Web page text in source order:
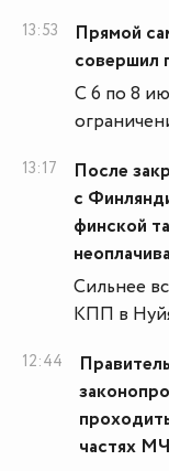
13:53
Прямой
совершил
С 6 по 8
13:17
После
с
финской
Сильнее
КПП в
12:44
частях